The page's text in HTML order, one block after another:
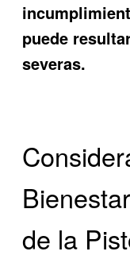
puede
severas.
de la